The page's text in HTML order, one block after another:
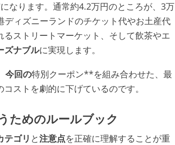
なります。通常約4.2万円のところが、3万
ディズニーランドのチケット代やお土産代
ストリートマーケット、そして飲茶やエ
ズナブルに実現します。
今回の特別クーポン**を組み合わせた、最
コストを劇的に下げているのです。
ためのルールブック
テゴリ と注意点を正確に理解することが重